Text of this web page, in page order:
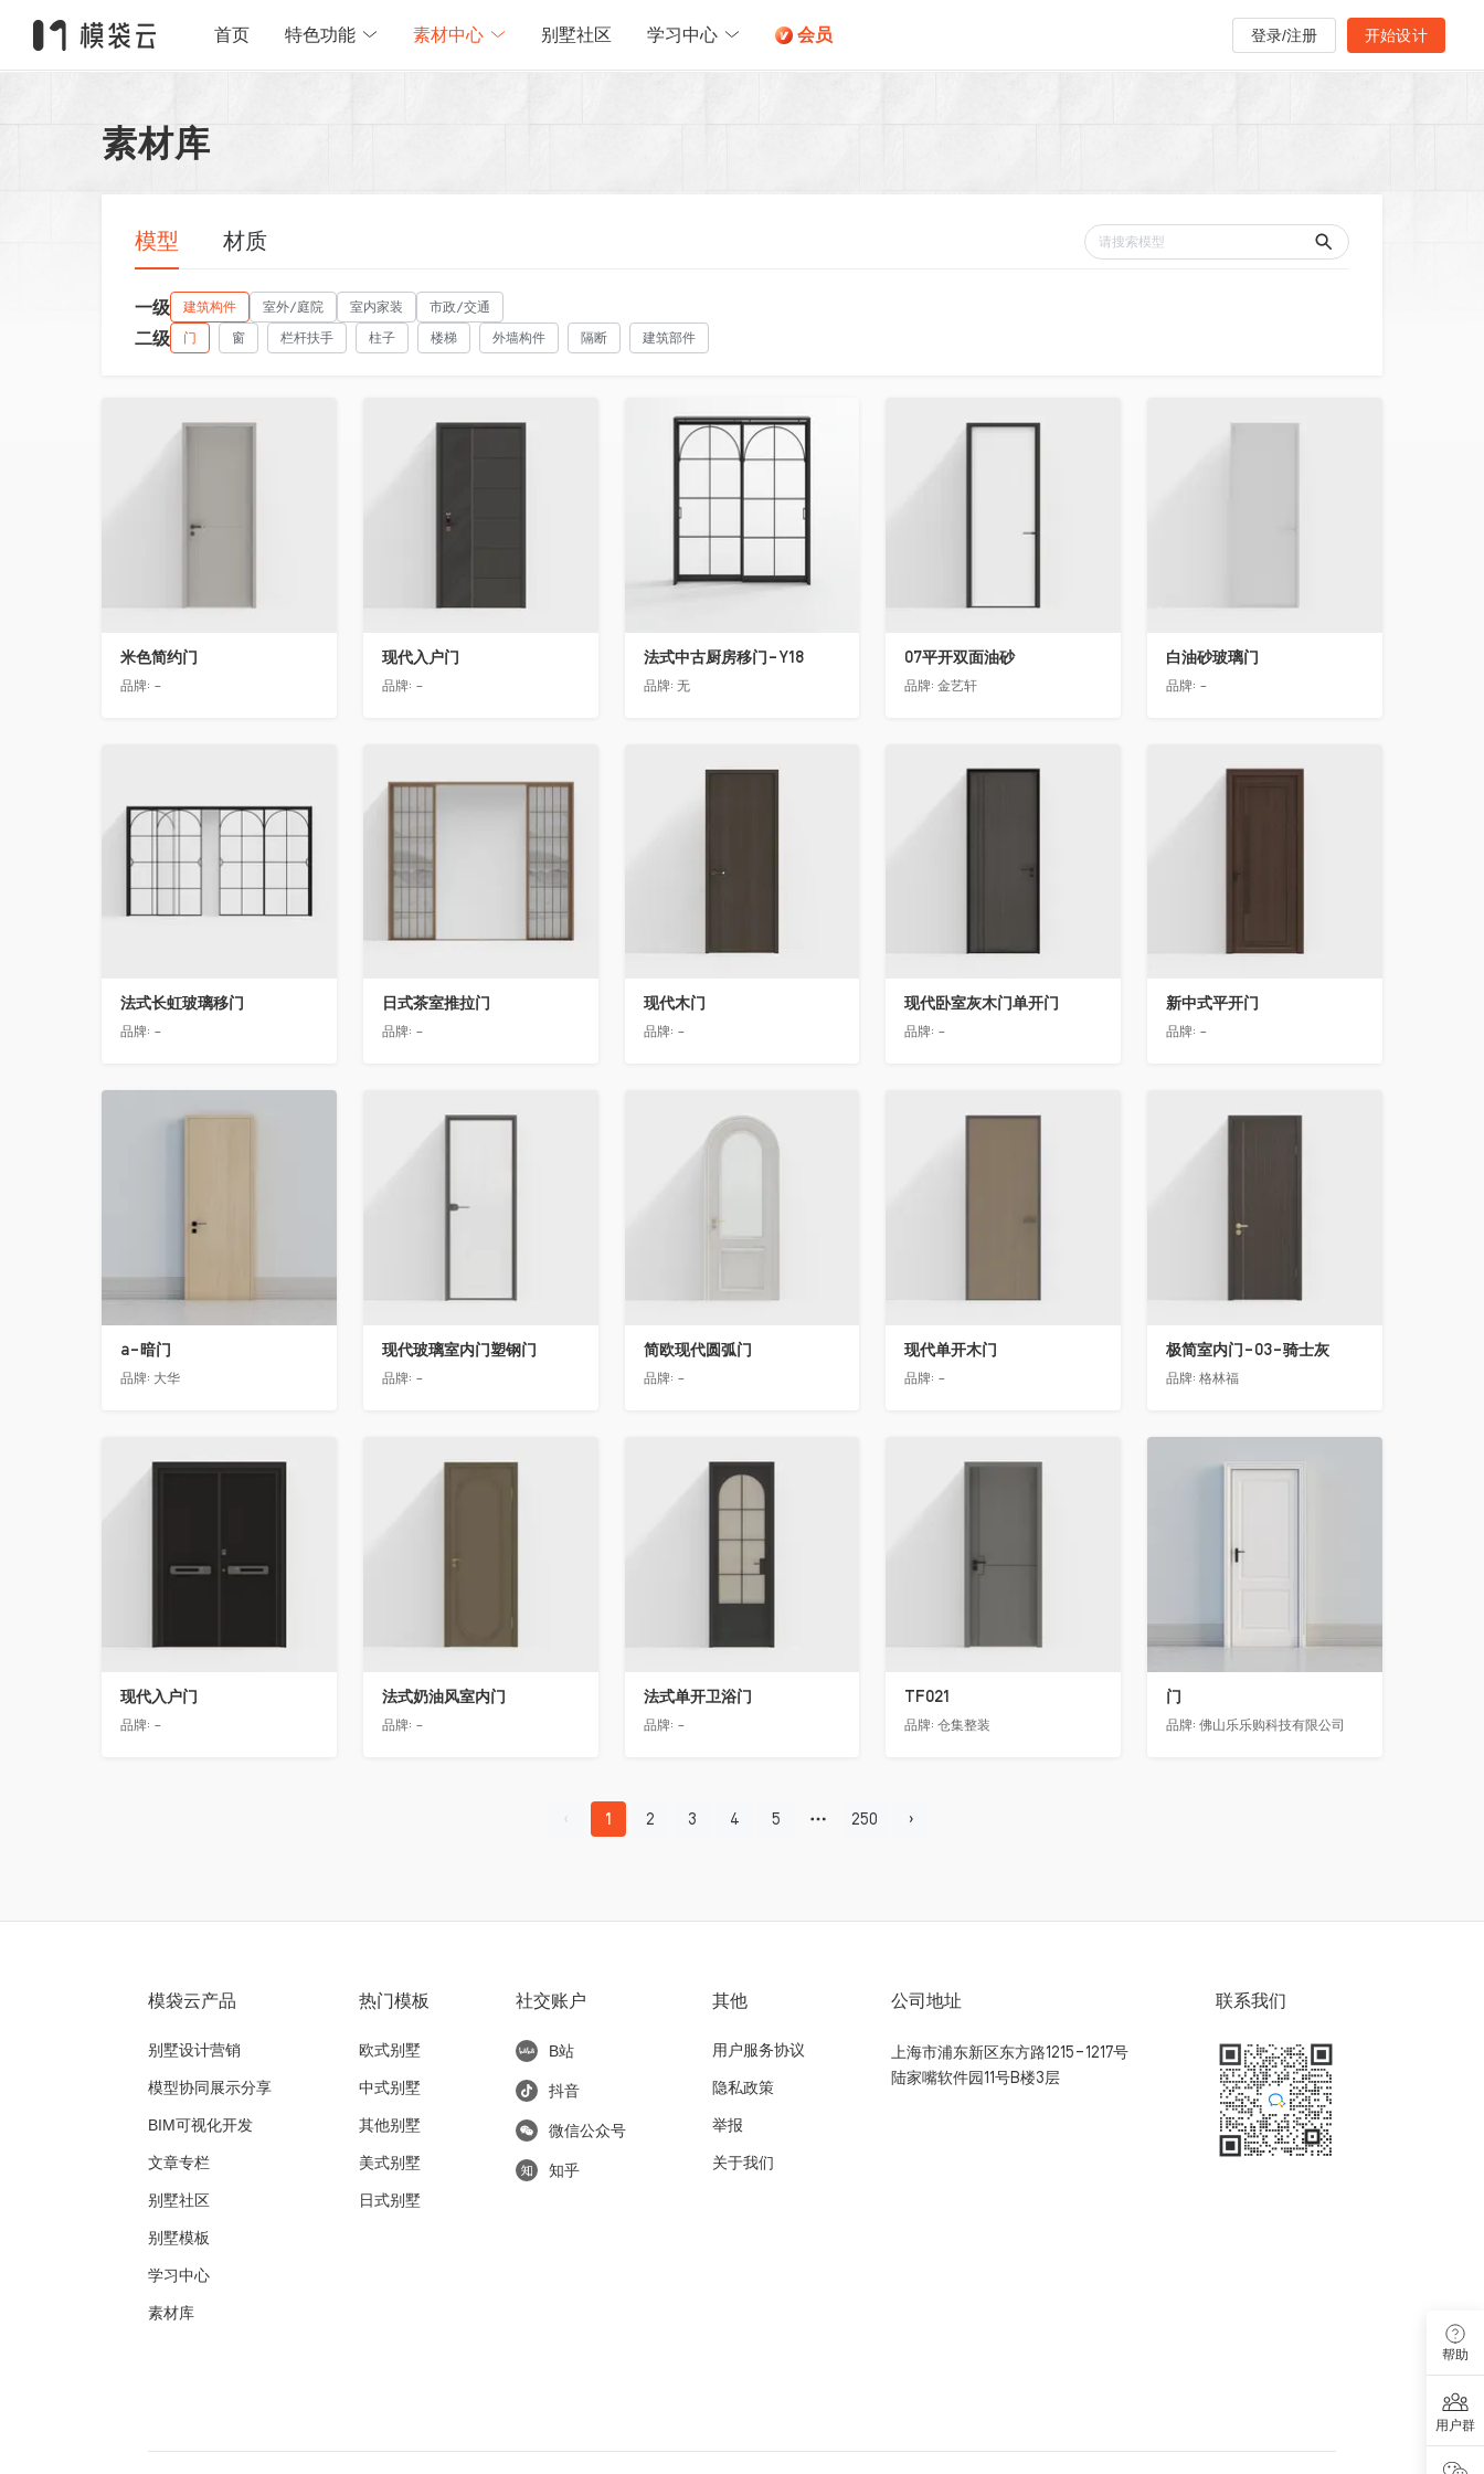
首页 特色功能 素材中心 别墅社区 学习中心 会员 登录/注册 开始设计
素材库
模型 材质
一级 建筑构件 室外/庭院 室内家装 市政/交通
二级 门 窗 栏杆扶手 柱子 楼梯 外墙构件 隔断 建筑部件
米色简约门
品牌: -
收藏
现代入户门
品牌: -
收藏
法式中古厨房移门-Y18
品牌: 无
07平开双面油砂
品牌:金艺轩
白油砂玻璃门
品牌: -
法式长虹玻璃移门
品牌: -
日式茶室推拉门
品牌: -
现代木门
品牌: -
现代卧室灰木门单开门
品牌: -
收藏
新中式平开门
品牌: -
收藏
a-暗门
品牌: 大华
现代玻璃室内门塑钢门
品牌: -
简欧现代圆弧门
品牌: -
现代单开木门
品牌: -
收藏
极简室内门-03-骑士灰
品牌:格林福
收藏
现代入户门
品牌: -
法式奶油风室内门
品牌: -
法式单开卫浴门
品牌: -
收藏
TF021
品牌:仓集整装
收藏
门
品牌:佛山乐乐购科技有限公司
1 2 3 4 5 250
模袋云产品
别墅设计营销
模型协同展示分享
BIM可视化开发
文章专栏
别墅社区
别墅模板
学习中心
素材库
热门模板
欧式别墅
中式别墅
其他别墅
美式别墅
日式别墅
社交账户
B站
抖音
微信公众号
知乎
其他
用户服务协议
隐私政策
举报
关于我们
公司地址
上海市浦东新区东方路1215-1217号
陆家嘴软件园11号B楼3层
联系我们
帮助
用户群